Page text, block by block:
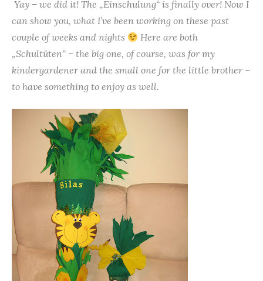
Yay – we did it! The „Einschulung“ is finally over! Now I
can show you, what I’ve been working on these past
couple of weeks and nights
Here are both
„Schultüten“ – the big one, of course, was for my
kindergardener and the small one for the little brother –
to have something to enjoy as well.